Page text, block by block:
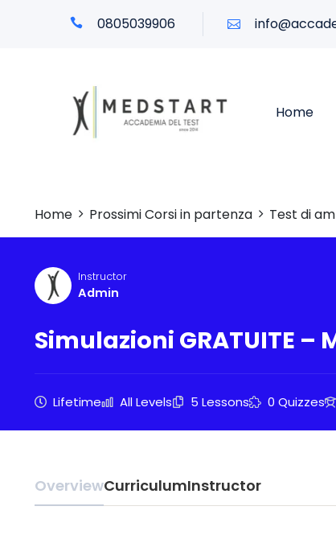
0805039906
Home
Home Prossimi Corsi in partenza Test di
Instructor
Admin
Simulazioni GRATUITE
Lifetime All Levels 5 Lessons 0 Quizzes
OverviewCurriculumInstructor